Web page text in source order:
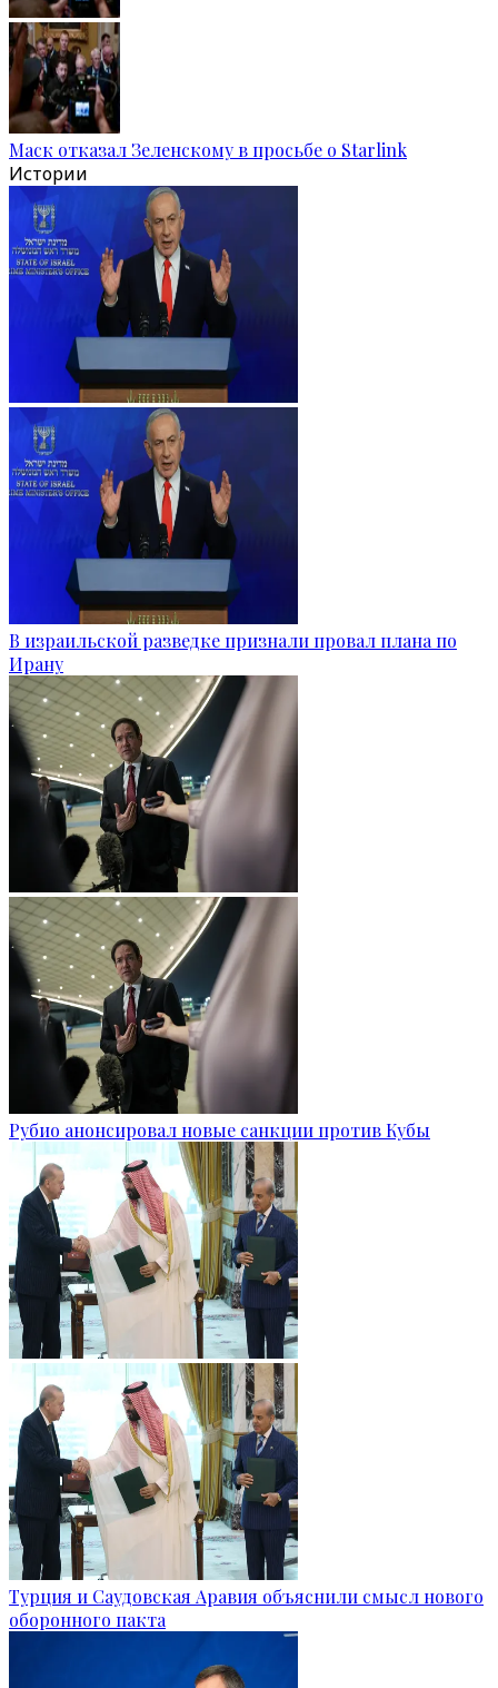
Маск отказал Зеленскому в просьбе о Starlink
Истории
В израильской разведке признали провал плана по
Ирану
Рубио анонсировал новые санкции против Кубы
Турция и Саудовская Аравия объяснили смысл нового
оборонного пакта